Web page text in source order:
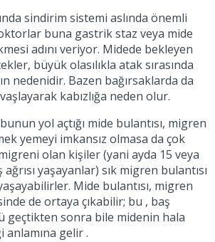
sindirim sistemi aslında önemli
buna gastrik staz veya mide
adını veriyor. Midede bekleyen
büyük olasılıkla atak sırasında
nedenidir. Bazen bağırsaklarda da
kabızlığa neden olur.
bunun yol açtığı mide bulantısı, migren
yemeyi imkansız olmasa da çok
olan kişiler (yani ayda 15 veya
yaşayanlar) sık migren bulantısı
Mide bulantısı, migren
de ortaya çıkabilir; bu , baş
geçtikten sonra bile midenin hala
anlamına gelir .